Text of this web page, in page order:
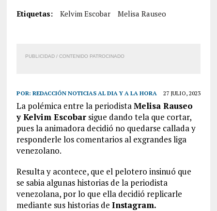
Etiquetas: Kelvim Escobar Melisa Rauseo
PUBLICIDAD / CONTENIDO PATROCINADO
POR: REDACCIÓN NOTICIAS AL DIA Y A LA HORA 27 JULIO, 2023
La polémica entre la periodistaMelisa Rauseo
y Kelvim Escobarsigue dando tela que cortar,
pues la animadora decidió no quedarse callada y
responderle los comentarios al exgrandes liga
venezolano.
Resulta y acontece, que el pelotero insinuó que
se sabia algunas historias de la periodista
venezolana, por lo que ella decidió replicarle
mediante sus historias de Instagram.